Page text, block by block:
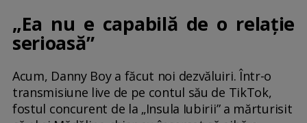
„Ea nu e capabilă de o relație
serioasă”
Acum, Danny Boy a făcut noi dezvăluiri. Într-o
transmisiune live de pe contul său de TikTok,
fostul concurent de la „Insula Iubirii” a mărturisit